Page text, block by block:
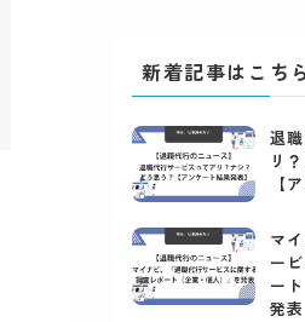
新着記事はこちら
退
リ
【
マ
ー
ー
発表